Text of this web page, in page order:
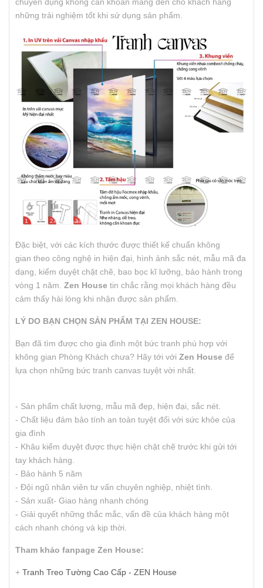
những trải nghiệm tốt khi sử dụng sản phẩm.
Đặc biệt, với các kích thước được thiết kế chuẩn không
gian theo công nghệ in hiện đại, hình ảnh sắc nét, mẫu mã đa
dạng, kiểm duyệt chặt chẽ, bao bọc kĩ lưỡng, bảo hành trong
vòng 1 năm. Zen House tin chắc rằng mọi khách hàng đều
cảm thấy hài lòng khi nhận được sản phẩm.
LÝ DO BẠN CHỌN SẢN PHẨM TẠI ZEN HOUSE:
Bạn đã tìm được cho gia đình một bức tranh phù hợp với
không gian Phòng Khách chưa? Hãy tới với Zen House để
lựa chọn những bức tranh canvas tuyệt vời nhất.
- Sản phẩm chất lượng, mẫu mã đẹp, hiện đại, sắc nét.
- Chất liệu đảm bảo tính an toàn tuyệt đối với sức khỏe của
gia đình
- Khâu kiểm duyệt được thực hiện chặt chẽ trước khi gửi tới
tay khách hàng.
- Bảo hành 5 năm
- Đội ngũ nhân viên tư vấn chuyên nghiệp, nhiệt tình.
- Sản xuất- Giao hàng nhanh chóng
- Giải quyết những thắc mắc, vấn đề của khách hàng một
cách nhanh chóng và kịp thời.
Tham khảo fanpage Zen House:
+ Tranh Treo Tường Cao Cấp - ZEN House